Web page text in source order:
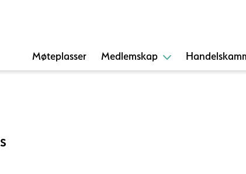
Møteplasser Medlemskap